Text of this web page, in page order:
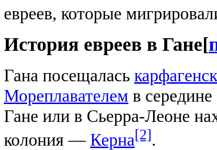
евреев, которые
История евреев в Гане[
Гана посещалась
Мореплавателем в
Гане или в Сьерра-Леоне
колония — Керна[2].